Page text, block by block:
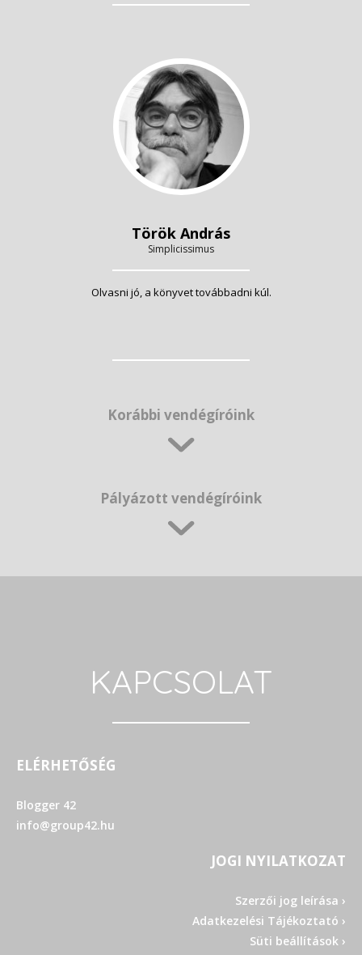
Török András
Simplicissimus
Olvasni jó, a könyvet továbbadni kúl.
Korábbi vendégíróink
Pályázott vendégíróink
KAPCSOLAT
ELÉRHETŐSÉG
Blogger 42
info@group42.hu
JOGI NYILATKOZAT
Szerzői jog leírása ›
Adatkezelési Tájékoztató ›
Süti beállítások ›